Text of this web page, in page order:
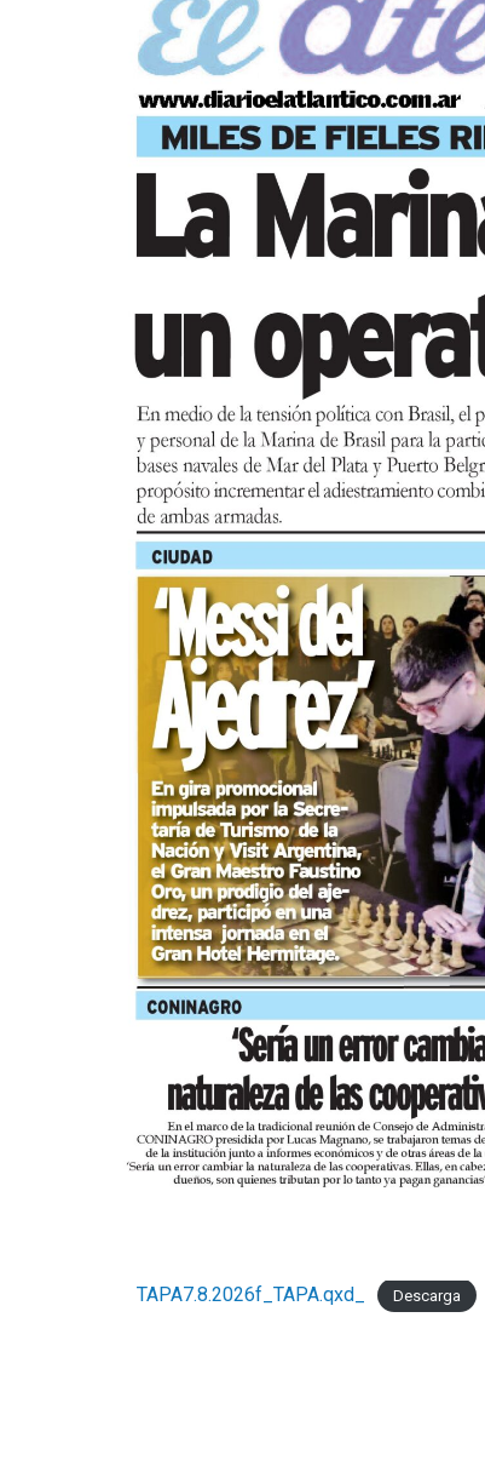
TAPA7.8.2026f_TAPA.qxd_ Descarga